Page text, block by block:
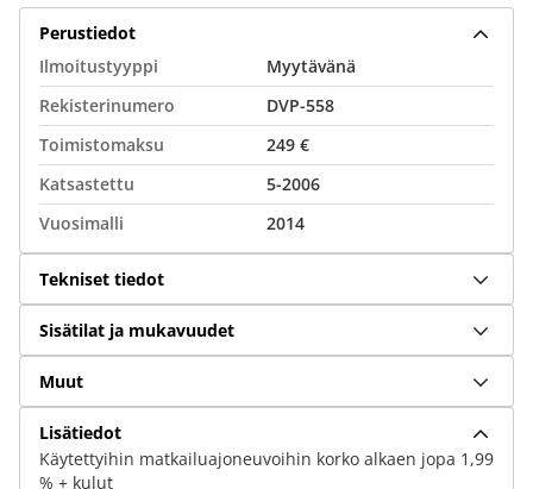
Perustiedot
Ilmoitustyyppi
Myytävänä
Rekisterinumero
DVP-558
Toimistomaksu
249 €
Katsastettu
5-2006
Vuosimalli
2014
Tekniset tiedot
Sisätilat ja mukavuudet
Muut
Lisätiedot
Käytettyihin matkailuajoneuvoihin korko alkaen jopa 1,99
% + kulut